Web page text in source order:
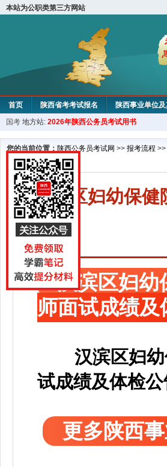
本站为公职类第三方网站
首页 陕西省考考试报名 陕西事业单位
国考 地方站: 2026年陕西公务员考试用书
您的当前位置： 陕西公务员考试网 >> 报考流程 >>
汉滨区妇幼保健
汉滨区妇幼
师面试成绩
汉滨区妇
试成绩及体检
更多陕西